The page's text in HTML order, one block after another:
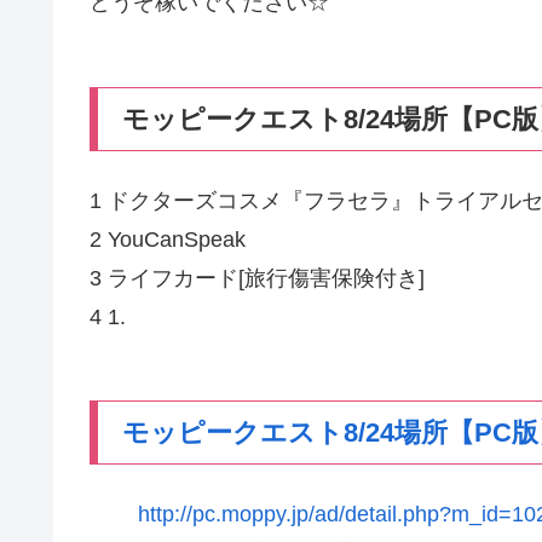
モッピークエスト8/24場所【PC版
1 ドクターズコスメ『フラセラ』トライアル
2 YouCanSpeak
3 ライフカード[旅行傷害保険付き]
4 1.
モッピークエスト8/24場所【PC
http://pc.moppy.jp/ad/